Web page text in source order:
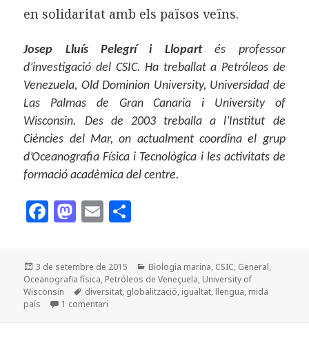
en solidaritat amb els països veïns.
Josep Lluís Pelegrí i Llopartés professor
d’investigació del CSIC. Ha treballat a Petróleos de
Venezuela, Old Dominion University, Universidad de
Las Palmas de Gran Canaria i University of
Wisconsin. Des de 2003 treballa a l’Institut de
Ciències del Mar, on actualment coordina el grup
d’Oceanografia Física i Tecnològica i les activitats de
formació acadèmica del centre.
F
e
b
M
to
d
o
E
l p
a
Publicat
el
3 de setembre de 2015 Categories
Biologia marina, CSIC, General,
Oceanografia física, Petróleos de Veneçuela, University of
Wisconsin
Etiquetes
diversitat, globalització, igualtat, llengua, mida
país
1 comentari